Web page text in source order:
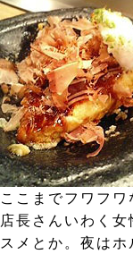
ここまでフワフ
店長さんいわく
スメとか。夜は